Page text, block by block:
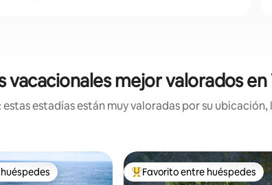
mejor valorados en
estadías están muy valoradas por su
preferido Favorito entre huéspedes
Favorito entre huéspedes